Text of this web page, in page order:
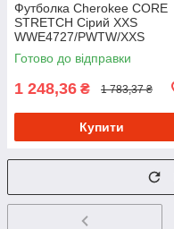
Футболка Cherokee CORE
STRETCH Сірий XXS
WWE4727/PWTW/XXS
Готово до відправки
1 248,36 ₴ 1 783,37 ₴
Купити